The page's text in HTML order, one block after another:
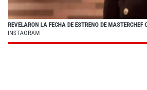
REVELARON LA FECHA DE ESTRENO DE MASTERCHEF
INSTAGRAM